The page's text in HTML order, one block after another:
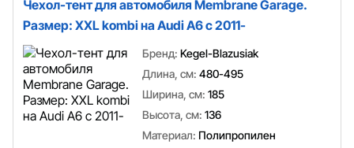
Чехол-тент для автомобиля Membrane Garage.
Размер: XXL kombi на Audi A6 c 2011-
Бренд: Kegel-Blazusiak
Длина, см: 480-495
Ширина, см: 185
Высота, см: 136
Материал: Полипропилен